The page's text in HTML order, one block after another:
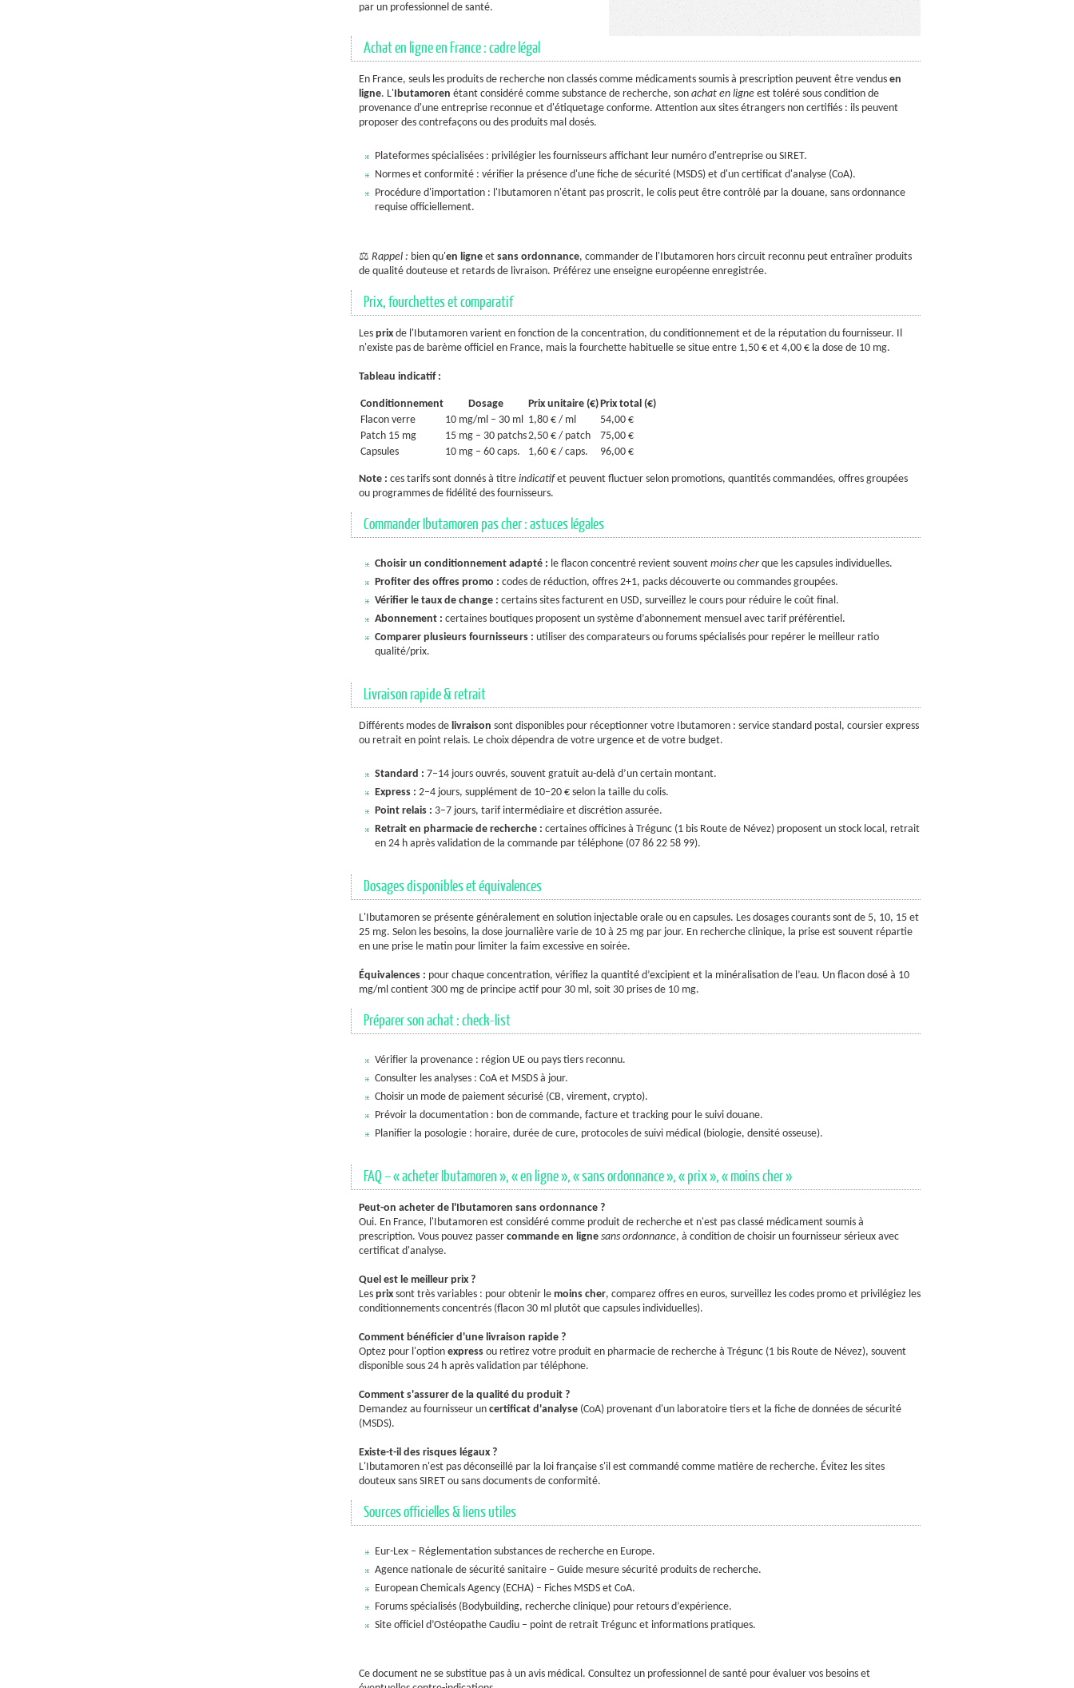
par un professionnel de santé.
Achat en ligne en France : cadre légal
En France, seuls les produits de recherche non classés comme médicaments soumis à prescription peuvent être vendus en
ligne. L'Ibutamoren étant considéré comme substance de recherche, son achat en ligne est toléré sous condition de
provenance d'une entreprise reconnue et d'étiquetage conforme. Attention aux sites étrangers non certifiés : ils peuvent
proposer des contrefaçons ou des produits mal dosés.
Plateformes spécialisées : privilégier les fournisseurs affichant leur numéro d'entreprise ou SIRET.
Normes et conformité : vérifier la présence d'une fiche de sécurité (MSDS) et d'un certificat d'analyse (CoA).
Procédure d'importation : l'Ibutamoren n'étant pas proscrit, le colis peut être contrôlé par la douane, sans ordonnance
requise officiellement.
⚖️ Rappel : bien qu'en ligne et sans ordonnance, commander de l'Ibutamoren hors circuit reconnu peut entraîner produits
de qualité douteuse et retards de livraison. Préférez une enseigne européenne enregistrée.
Prix, fourchettes et comparatif
Les prix de l'Ibutamoren varient en fonction de la concentration, du conditionnement et de la réputation du fournisseur. Il
n'existe pas de barème officiel en France, mais la fourchette habituelle se situe entre 1,50 € et 4,00 € la dose de 10 mg.
Tableau indicatif :
Conditionnement Dosage Prix unitaire (€)Prix total (€)
Flacon verre
10 mg/ml – 30 ml 1,80 € / ml
54,00 €
Patch 15 mg
15 mg – 30 patchs2,50 € / patch
75,00 €
Capsules
10 mg – 60 caps. 1,60 € / caps. 96,00 €
Note : ces tarifs sont donnés à titre indicatifet peuvent fluctuer selon promotions, quantités commandées, offres groupées
ou programmes de fidélité des fournisseurs.
Commander Ibutamoren pas cher : astuces légales
Choisir un conditionnement adapté : le flacon concentré revient souvent moins cher que les capsules individuelles.
Profiter des offres promo : codes de réduction, offres 2+1, packs découverte ou commandes groupées.
Vérifier le taux de change : certains sites facturent en USD, surveillez le cours pour réduire le coût final.
Abonnement : certaines boutiques proposent un système d’abonnement mensuel avec tarif préférentiel.
Comparer plusieurs fournisseurs : utiliser des comparateurs ou forums spécialisés pour repérer le meilleur ratio
qualité/prix.
Livraison rapide & retrait
Différents modes de livraison sont disponibles pour réceptionner votre Ibutamoren : service standard postal, coursier express
ou retrait en point relais. Le choix dépendra de votre urgence et de votre budget.
Standard : 7–14 jours ouvrés, souvent gratuit au-delà d’un certain montant.
Express : 2–4 jours, supplément de 10–20 € selon la taille du colis.
Point relais : 3–7 jours, tarif intermédiaire et discrétion assurée.
Retrait en pharmacie de recherche : certaines officines à Trégunc (1 bis Route de Névez) proposent un stock local, retrait
en 24 h après validation de la commande par téléphone (07 86 22 58 99).
Dosages disponibles et équivalences
L'Ibutamoren se présente généralement en solution injectable orale ou en capsules. Les dosages courants sont de 5, 10, 15 et
25 mg. Selon les besoins, la dose journalière varie de 10 à 25 mg par jour. En recherche clinique, la prise est souvent répartie
en une prise le matin pour limiter la faim excessive en soirée.
Équivalences : pour chaque concentration, vérifiez la quantité d’excipient et la minéralisation de l’eau. Un flacon dosé à 10
mg/ml contient 300 mg de principe actif pour 30 ml, soit 30 prises de 10 mg.
Préparer son achat : check-list
Vérifier la provenance : région UE ou pays tiers reconnu.
Consulter les analyses : CoA et MSDS à jour.
Choisir un mode de paiement sécurisé (CB, virement, crypto).
Prévoir la documentation : bon de commande, facture et tracking pour le suivi douane.
Planifier la posologie : horaire, durée de cure, protocoles de suivi médical (biologie, densité osseuse).
FAQ – « acheter Ibutamoren », « en ligne », « sans ordonnance », « prix », « moins cher »
Peut-on acheter de l'Ibutamoren sans ordonnance ?
Oui. En France, l'Ibutamoren est considéré comme produit de recherche et n'est pas classé médicament soumis à
prescription. Vous pouvez passer commande en ligne sans ordonnance, à condition de choisir un fournisseur sérieux avec
certificat d'analyse.
Quel est le meilleur prix ?
Les prix sont très variables : pour obtenir le moins cher, comparez offres en euros, surveillez les codes promo et privilégiez les
conditionnements concentrés (flacon 30 ml plutôt que capsules individuelles).
Comment bénéficier d'une livraison rapide ?
Optez pour l'option express ou retirez votre produit en pharmacie de recherche à Trégunc (1 bis Route de Névez), souvent
disponible sous 24 h après validation par téléphone.
Comment s'assurer de la qualité du produit ?
Demandez au fournisseur un certificat d'analyse (CoA) provenant d'un laboratoire tiers et la fiche de données de sécurité
(MSDS).
Existe-t-il des risques légaux ?
L'Ibutamoren n'est pas déconseillé par la loi française s'il est commandé comme matière de recherche. Évitez les sites
douteux sans SIRET ou sans documents de conformité.
Sources officielles & liens utiles
Eur-Lex – Réglementation substances de recherche en Europe.
Agence nationale de sécurité sanitaire – Guide mesure sécurité produits de recherche.
European Chemicals Agency (ECHA) – Fiches MSDS et CoA.
Forums spécialisés (Bodybuilding, recherche clinique) pour retours d’expérience.
Site officiel d’Ostéopathe Caudiu – point de retrait Trégunc et informations pratiques.
Ce document ne se substitue pas à un avis médical. Consultez un professionnel de santé pour évaluer vos besoins et